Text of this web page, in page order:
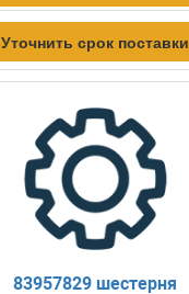
Уточнить срок поставки
83957829 шестерня